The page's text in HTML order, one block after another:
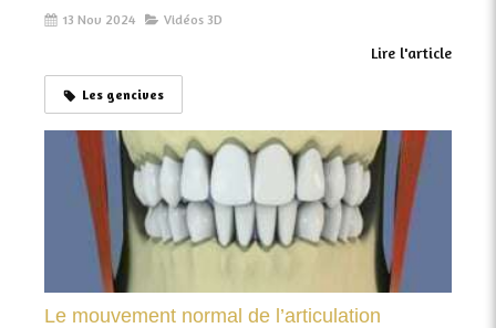
13 Nov 2024 Vidéos 3D
Lire l'article
Les gencives
Le mouvement normal de l’articulation